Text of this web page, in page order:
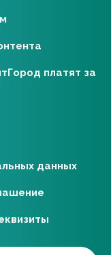
платят за
данных